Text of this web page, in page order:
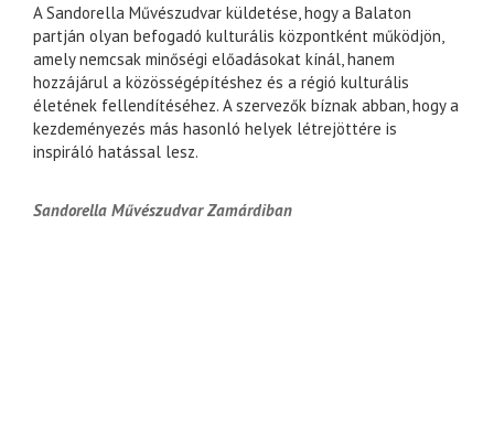
A Sandorella Művészudvar küldetése, hogy a Balaton
partján olyan befogadó kulturális központként működjön,
amely nemcsak minőségi előadásokat kínál, hanem
hozzájárul a közösségépítéshez és a régió kulturális
életének fellendítéséhez. A szervezők bíznak abban, hogy a
kezdeményezés más hasonló helyek létrejöttére is
inspiráló hatással lesz.
Sandorella Művészudvar Zamárdiban